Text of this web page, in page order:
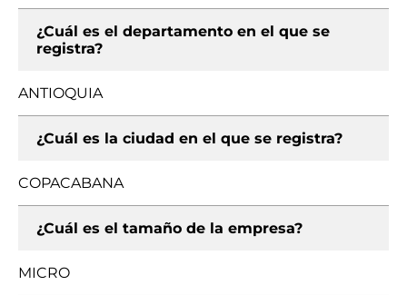
¿Cuál es el departamento en el que se
registra?
ANTIOQUIA
¿Cuál es la ciudad en el que se registra?
COPACABANA
¿Cuál es el tamaño de la empresa?
MICRO